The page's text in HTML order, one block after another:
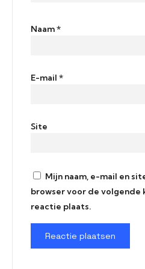
Naam*
E-mail *
Site
Mijn naam, e-mail en
browser voor de volgende
reactie plaats.